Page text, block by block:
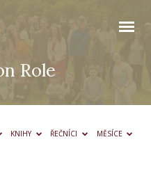
Role
KNIHY ŘEČNÍCI MĚSÍCE